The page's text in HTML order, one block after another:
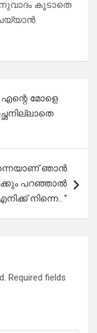
കൂടാതെ
എന്റെ മോളെ
ഞാൻ
പറഞ്ഞാൽ
നിന്നെ.. “
Required fields